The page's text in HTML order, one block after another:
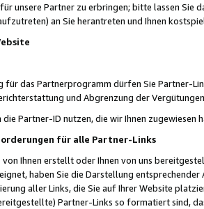
unsere Partner zu erbringen; bitte lassen Sie
an Sie herantreten und Ihnen
für das Partnerprogramm dürfen Sie Partner-
und Abgrenzung der
Partner-ID nutzen, die wir Ihnen zugewiesen
für alle Partner-Links
Ihnen erstellt oder Ihnen von uns
haben Sie die Darstellung
aller Links, die Sie auf Ihrer Website
Partner-Links so formatiert sind,